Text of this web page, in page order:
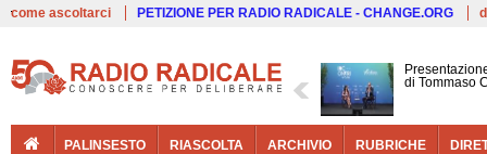
come ascoltarci PETIZIONE PER RADIO RADICALE - CHANGE.ORG
di Tommaso
PALINSESTO RIASCOLTA ARCHIVIO RUBRICHE